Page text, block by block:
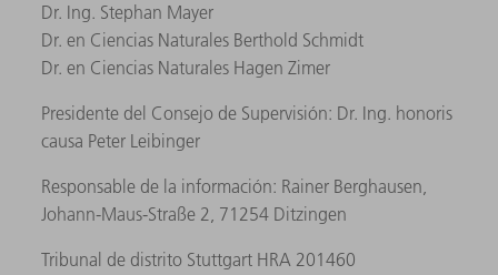
Dr. Ing. Stephan Mayer
Dr. en Ciencias Naturales Berthold Schmidt
Dr. en Ciencias Naturales Hagen Zimer
Presidente del Consejo de Supervisión: Dr. Ing. honoris
causa Peter Leibinger
Responsable de la información: Rainer Berghausen,
Johann-Maus-Straße 2, 71254 Ditzingen
Tribunal de distrito Stuttgart HRA 201460